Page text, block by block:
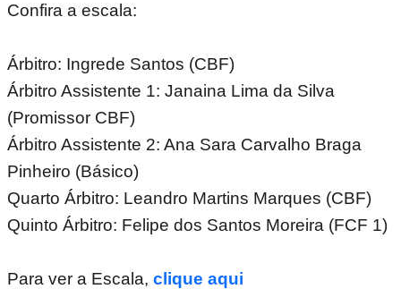
Confira a escala:
Árbitro: Ingrede Santos (CBF)
Árbitro Assistente 1: Janaina Lima da Silva
(Promissor CBF)
Árbitro Assistente 2: Ana Sara Carvalho Braga
Pinheiro (Básico)
Quarto Árbitro: Leandro Martins Marques (CBF)
Quinto Árbitro: Felipe dos Santos Moreira (FCF 1)
Para ver a Escala, clique aqui